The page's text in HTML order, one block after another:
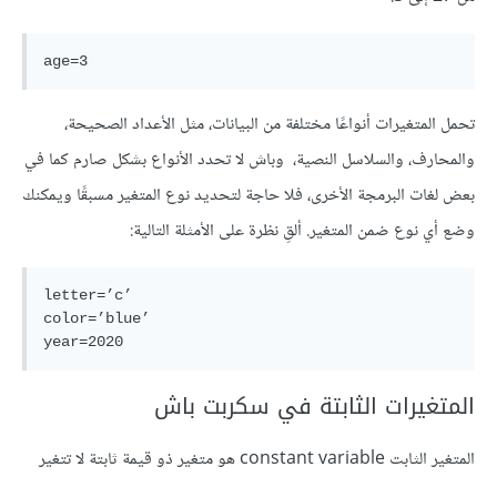
تحمل المتغيرات أنواعًا مختلفة من البيانات، مثل الأعداد الصحيحة،
والمحارف، والسلاسل النصية، وباش لا تحدد الأنواع بشكل صارم كما في
بعض لغات البرمجة الأخرى، فلا حاجة لتحديد نوع المتغير مسبقًا ويمكنك
وضع أي نوع ضمن المتغير. ألقِ نظرة على الأمثلة التالية:
letter=’c’
color=’blue’
المتغيرات الثابتة في سكربت باش
المتغير الثابت constant variable هو متغير ذو قيمة ثابتة لا تتغير